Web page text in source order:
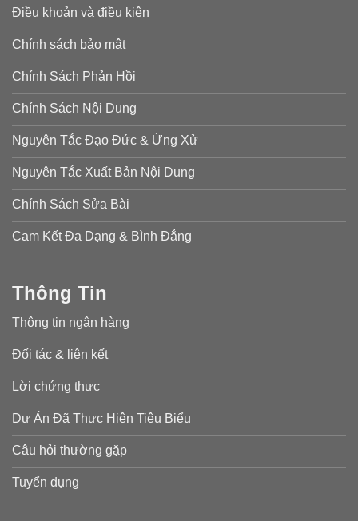
Điều khoản và điều kiện
Chính sách bảo mật
Chính Sách Phản Hồi
Chính Sách Nội Dung
Nguyên Tắc Đạo Đức & Ứng Xử
Nguyên Tắc Xuất Bản Nội Dung
Chính Sách Sửa Bài
Cam Kết Đa Dạng & Bình Đẳng
Thông Tin
Thông tin ngân hàng
Đối tác & liên kết
Lời chứng thực
Dự Án Đã Thực Hiện Tiêu Biểu
Câu hỏi thường gặp
Tuyển dụng